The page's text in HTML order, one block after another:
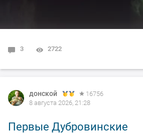
3 2722
донской
16756
8 августа 2026, 21:28
Первые Дубровинские